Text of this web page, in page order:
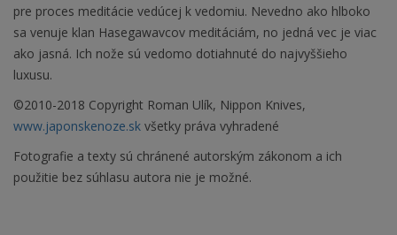
pre proces meditácie vedúcej k vedomiu. Nevedno ako hlboko
sa venuje klan Hasegawavcov meditáciám, no jedná vec je viac
ako jasná. Ich nože sú vedomo dotiahnuté do najvyššieho
luxusu.
©2010-2018 Copyright Roman Ulík, Nippon Knives,
www.japonskenoze.sk všetky práva vyhradené
Fotografie a texty sú chránené autorským zákonom a ich
použitie bez súhlasu autora nie je možné.